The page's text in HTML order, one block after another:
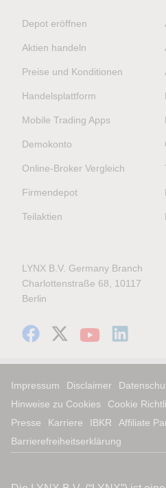
Depot eröffnen
Aktien handeln
Preise und Konditionen
Handelsplattform
Mobile Trading Apps
Demokonto
Online-Broker Vergleich
Firmendepot
Teilaktien
LYNX B.V. Germany Branch
Charlottenstraße 68, 10117
Berlin
Impressum Disclaimer
Hinweise zu Cookies
Cookie
Presse
Karriere IBKR
Affiliate
Barrierefreiheitserklärung